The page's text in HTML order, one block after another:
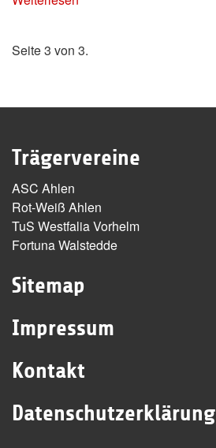
Seite 3 von 3.
Trägervereine
ASC Ahlen
Rot-Weiß Ahlen
TuS Westfalia Vorhelm
Fortuna Walstedde
Sitemap
Impressum
Kontakt
Datenschutzerklärung